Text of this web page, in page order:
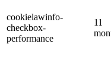
cookielawinfo-
checkbox-
performance
11